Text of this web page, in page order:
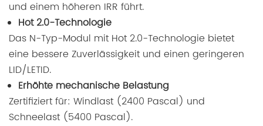
und einem höheren IRR führt.
Hot 2.0-Technologie
Das N-Typ-Modul mit Hot 2.0-Technologie bietet
eine bessere Zuverlässigkeit und einen geringeren
LID/LETID.
Erhöhte mechanische Belastung
Zertifiziert für: Windlast (2400 Pascal) und
Schneelast (5400 Pascal).